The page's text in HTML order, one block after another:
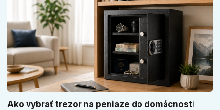
Ako vybrať trezor na peniaze do domácnosti